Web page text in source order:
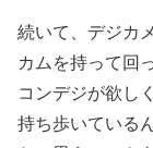
続いて、デジカ
カムを持って回
コンデジが欲し
持ち歩いている